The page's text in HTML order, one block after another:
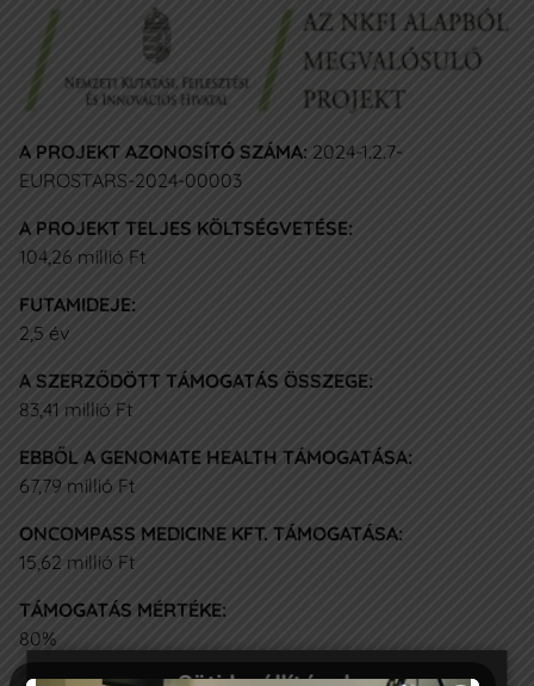
Gyakori kérdések
Források
IDŐPONTFOGLALÁS
Az Oncompass
+36 1 7733 777
Budapest II., Retek utca 34.
Adatkezelési Szabályzat
Pályázatok
A PROJEKT AZONOSÍTÓ SZÁMA: 2024-1.2.7-
EUROSTARS-2024-00003
A PROJEKT TELJES KÖLTSÉGVETÉSE:
104,26 millió Ft
FUTAMIDEJE:
2,5 év
A SZERZŐDÖTT TÁMOGATÁS ÖSSZEGE:
83,41 millió Ft
EBBŐL A GENOMATE HEALTH TÁMOGATÁSA:
67,79 millió Ft
ONCOMPASS MEDICINE KFT. TÁMOGATÁSA:
15,62 millió Ft
TÁMOGATÁS MÉRTÉKE:
80%